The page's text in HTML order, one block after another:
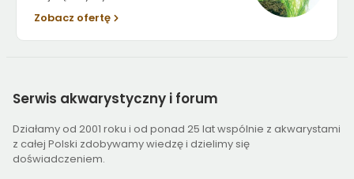
Zobacz ofertę
Serwis akwarystyczny i forum
Działamy od 2001 roku i od ponad 25 lat wspólnie z akwarystami
z całej Polski zdobywamy wiedzę i dzielimy się
doświadczeniem.